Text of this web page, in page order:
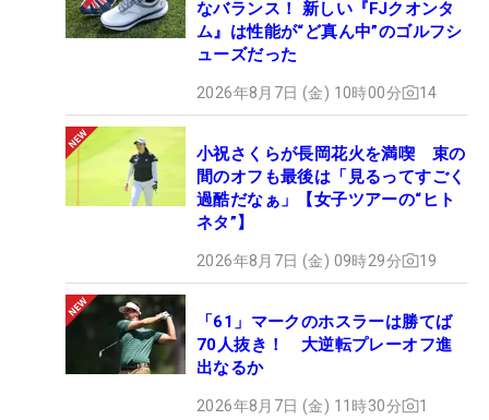
なバランス！ 新しい『FJクオンタ
ム』は性能が“ど真ん中”のゴルフシ
ューズだった
2026年8月7日 (金) 10時00分 14
小祝さくらが長岡花火を満喫 束の
間のオフも最後は「見るってすごく
過酷だなぁ」【女子ツアーの“ヒト
ネタ”】
2026年8月7日 (金) 09時29分 19
「61」マークのホスラーは勝てば
70人抜き！ 大逆転プレーオフ進
出なるか
2026年8月7日 (金) 11時30分 1